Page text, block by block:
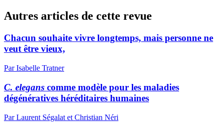
Autres articles de cette revue
Chacun souhaite vivre longtemps, mais personne ne
veut être vieux,
Par Isabelle Tratner
C. elegans comme modèle pour les maladies
dégénératives héréditaires humaines
Par Laurent Ségalat et Christian Néri